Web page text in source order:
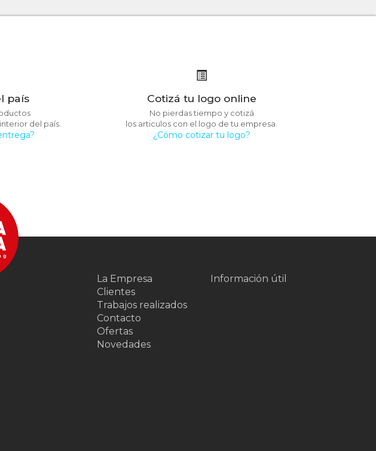
país
del país.
Cotizá tu logo online
No pierdas tiempo y cotizá
los articulos con el logo de tu empresa.
¿Cómo cotizar tu logo?
La Empresa
Clientes
Trabajos realizados
Contacto
Ofertas
Novedades
Información útil